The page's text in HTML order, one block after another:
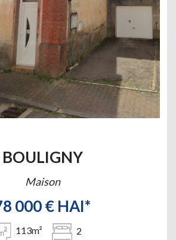
BOULIGNY
Maison
000 € HAI*
113m²
2